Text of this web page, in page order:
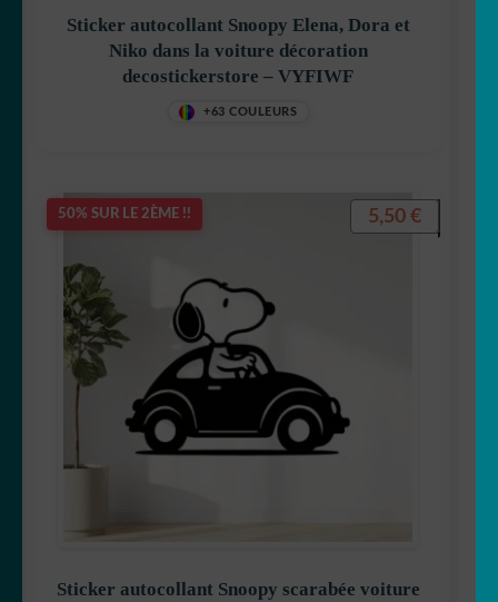
Sticker autocollant Snoopy Elena, Dora et
Niko dans la voiture décoration
decostickerstore – VYFIWF
+63 COULEURS
50% SUR LE 2ÈME !!
Sticker autocollant Snoopy scarabée voiture
5,50 €